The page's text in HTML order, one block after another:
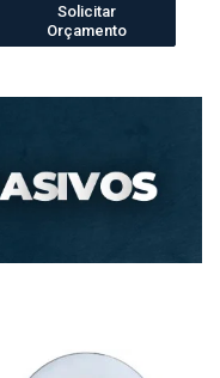
Solicitar
Orçamento